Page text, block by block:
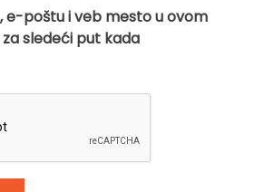
e-poštu i veb mesto u ovom
sledeći put kada